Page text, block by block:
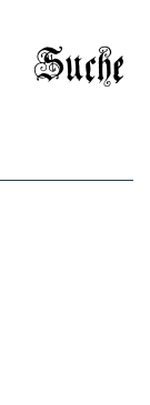
Suche